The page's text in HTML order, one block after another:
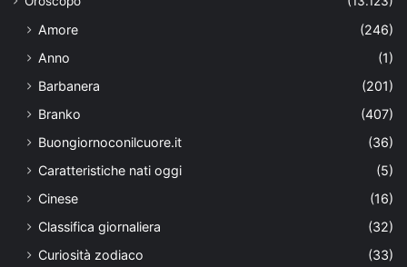
Amore
(246)
Anno
(1)
Barbanera
(201)
Branko
(407)
Buongiornoconilcuore.it
(36)
Caratteristiche nati oggi
(5)
Cinese
(16)
Classifica giornaliera
(32)
Curiosità zodiaco
(33)